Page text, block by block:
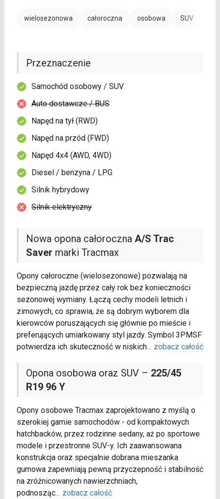
wielosezonowa całoroczna osobowa SUV
Nowa opona całoroczna A/S Trac
Saver marki Tracmax
Opony całoroczne (wielosezonowe) pozwalają na
bezpieczną jazdę przez cały rok bez konieczności
sezonowej wymiany. Łączą cechy modeli letnich i
zimowych, co sprawia, że są dobrym wyborem dla
kierowców poruszających się głównie po mieście i
preferujących umiarkowany styl jazdy. Symbol 3PMSF
potwierdza ich skuteczność w niskich... zobacz całość
Opona osobowa oraz SUV – 225/45
R19 96 Y
Opony osobowe Tracmax zaprojektowano z myślą o
szerokiej gamie samochodów - od kompaktowych
hatchbacków, przez rodzinne sedany, aż po sportowe
modele i przestronne SUV-y. Ich zaawansowana
konstrukcja oraz specjalnie dobrana mieszanka
gumowa zapewniają pewną przyczepność i stabilność
na zróżnicowanych nawierzchniach,
podnosząc... zobacz całość
Przeznaczenie
Samochód osobowy / SUV
Auto dostawcze / BUS
Napęd na tył (RWD)
Napęd na przód (FWD)
Napęd 4x4 (AWD, 4WD)
Diesel / benzyna / LPG
Silnik hybrydowy
Silnik elektryczny